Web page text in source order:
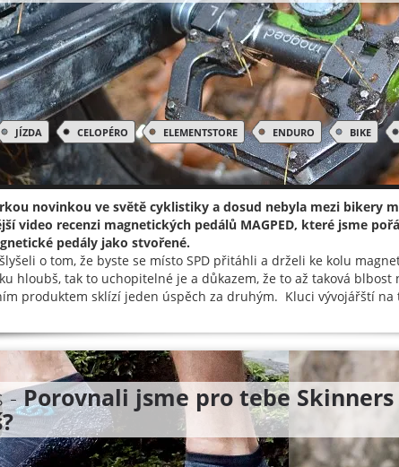
JÍZDA CELOPÉRO ELEMENTSTORE ENDURO BIKE
novinkou ve světě cyklistiky a dosud nebyla mezi bikery
video recenzi magnetických pedálů MAGPED, které jsme
pedály jako stvořené.
o tom, že byste se místo SPD přitáhli a drželi ke kolu
hloubš, tak to uchopitelné je a důkazem, že to až taková blbost
produktem sklízí jeden úspěch za druhým. Kluci vývojářští na
-Porovnali jsme pro tebe